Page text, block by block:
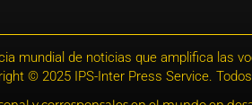
mundial de noticias que amplifica las
© 2025 IPS-Inter Press Service.